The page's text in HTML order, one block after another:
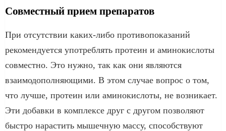
Совместный прием препаратов
При отсутствии каких-либо противопоказаний
рекомендуется употреблять протеин и аминокислоты
совместно. Это нужно, так как они являются
взаимодополняющими. В этом случае вопрос о том,
что лучше, протеин или аминокислоты, не возникает.
Эти добавки в комплексе друг с другом позволяют
быстро нарастить мышечную массу, способствуют